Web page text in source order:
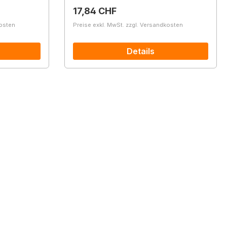
Regulärer Preis:
17,84 CHF
Preise exkl. MwSt. zzgl. Versandkosten
Details